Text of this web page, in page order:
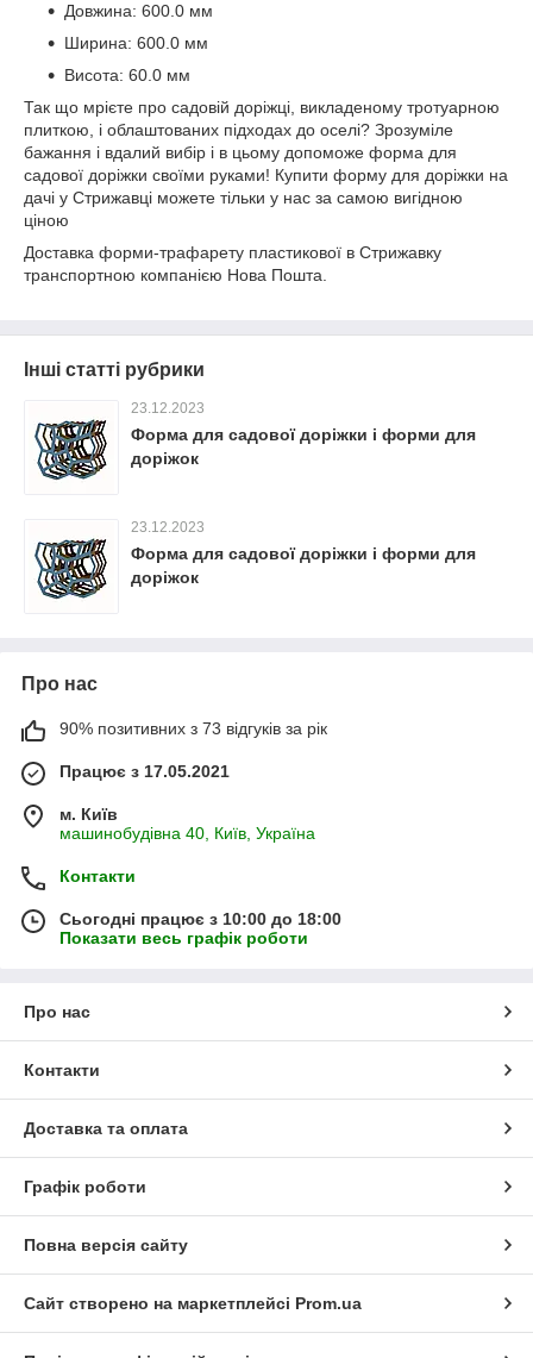
Довжина: 600.0 мм
Ширина: 600.0 мм
Висота: 60.0 мм
Так що мрієте про садовій доріжці, викладеному тротуарною
плиткою, і облаштованих підходах до оселі? Зрозуміле
бажання і вдалий вибір і в цьому допоможе форма для
садової доріжки своїми руками! Купити форму для доріжки на
дачі у Стрижавці можете тільки у нас за самою вигідною
ціною
Доставка форми-трафарету пластикової в Стрижавку
транспортною компанією Нова Пошта.
Інші статті рубрики
23.12.2023
Форма для садової доріжки і форми для
доріжок
23.12.2023
Форма для садової доріжки і форми для
доріжок
Про нас
90% позитивних з 73 відгуків за рік
Працює з 17.05.2021
м. Київ
машинобудівна 40, Київ, Україна
Контакти
Сьогодні працює з 10:00 до 18:00
Показати весь графік роботи
Про нас
Контакти
Доставка та оплата
Графік роботи
Повна версія сайту
Сайт створено на маркетплейсі Prom.ua